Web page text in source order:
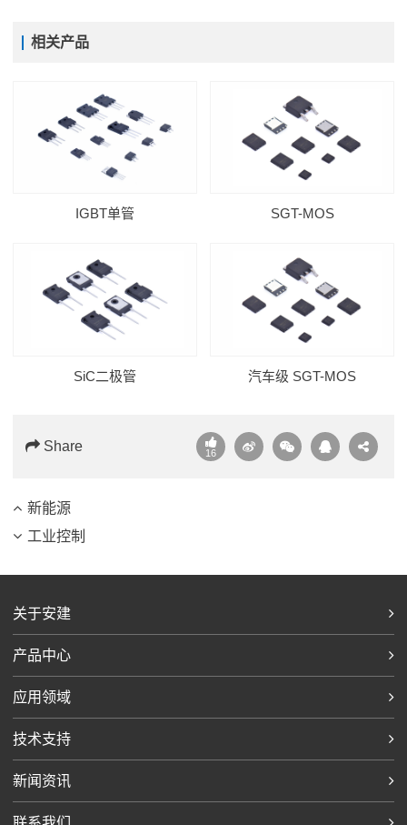
相关产品
IGBT单管 SGT-MOS
SiC二极管 汽车级 SGT-MOS
Share 16
新能源
工业控制
关于安建
产品中心
应用领域
技术支持
新闻资讯